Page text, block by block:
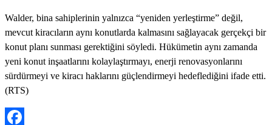
Walder, bina sahiplerinin yalnızca “yeniden yerleştirme” değil,
mevcut kiracıların aynı konutlarda kalmasını sağlayacak gerçekçi bir
konut planı sunması gerektiğini söyledi. Hükümetin aynı zamanda
yeni konut inşaatlarını kolaylaştırmayı, enerji renovasyonlarını
sürdürmeyi ve kiracı haklarını güçlendirmeyi hedeflediğini ifade etti.
(RTS)